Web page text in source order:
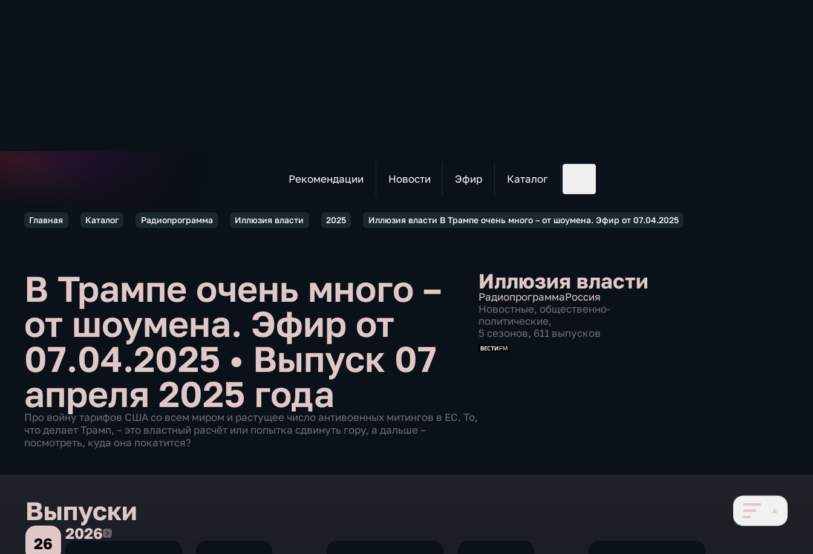
Рекомендации Новости Эфир Каталог
Главная Каталог Радиопрограмма Иллюзия власти 2025 Иллюзия власти В Трампе очень много – от шоумена. Эфир от 07.04.2025
В Трампе очень много –
от шоумена. Эфир от
07.04.2025 • Выпуск 07
апреля 2025 года
Про войну тарифов США со всем миром и растущее число антивоенных митингов в ЕС. То,
что делает Трамп, – это властный расчёт или попытка сдвинуть гору, а дальше –
посмотреть, куда она покатится?
Иллюзия власти
РадиопрограммаРоссия
Новостные, общественно-
политические,
5 сезонов, 611 выпусков
Выпуски
26
20262026